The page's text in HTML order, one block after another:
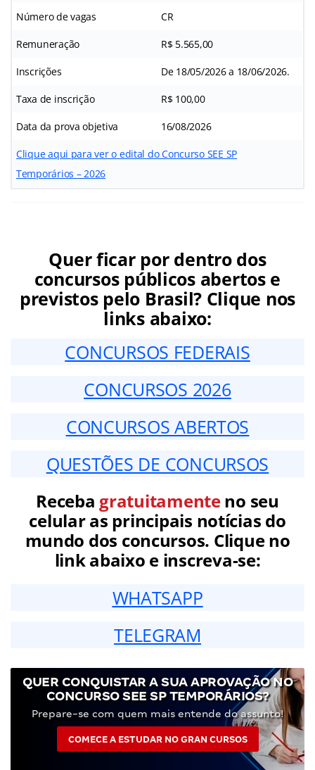
Número de vagas CR
Remuneração R$ 5.565,00
Inscrições De 18/05/2026 a 18/06/2026.
Taxa de inscrição R$ 100,00
Data da prova objetiva 16/08/2026
Clique aqui para ver o edital do Concurso SEE SP
Temporários – 2026
Quer ficar por dentro dos
concursos públicos abertos e
previstos pelo Brasil? Clique nos
links abaixo:
CONCURSOS FEDERAIS
CONCURSOS 2026
CONCURSOS ABERTOS
QUESTÕES DE CONCURSOS
Receba gratuitamenteno seu
celular as principais notícias do
mundo dos concursos. Clique no
link abaixo e inscreva-se:
WHATSAPP
TELEGRAM
QUER CONQUISTAR A SUA APROVAÇÃO NO
CONCURSO SEE SP TEMPORÁRIOS?
Prepare-se com quem mais entende do assunto!
COMECE A ESTUDAR NO GRAN CURSOS